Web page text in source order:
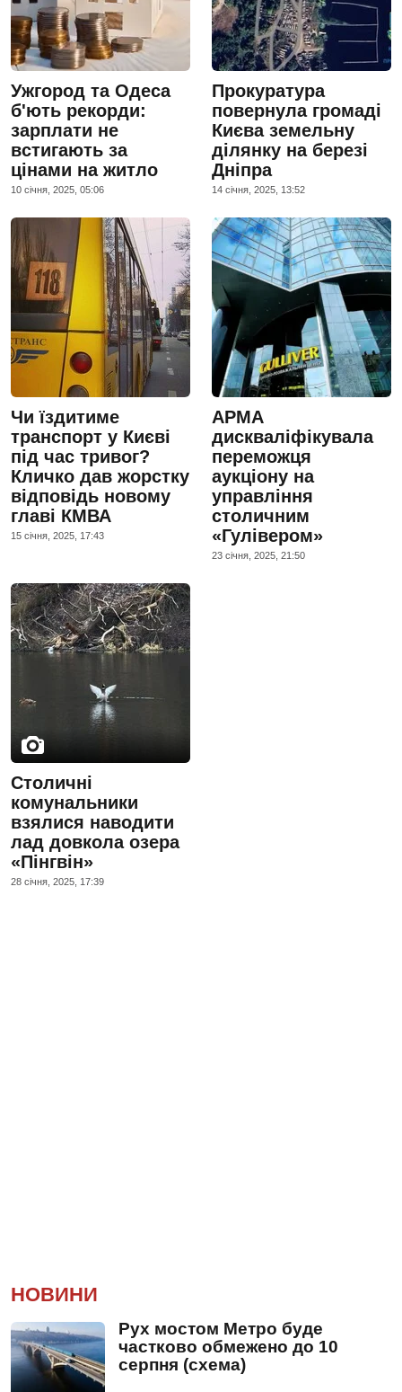
Ужгород та Одеса
б'ють рекорди:
зарплати не
встигають за
цінами на житло
10 сiчня, 2025, 05:06
Прокуратура
повернула громаді
Києва земельну
ділянку на березі
Дніпра
14 сiчня, 2025, 13:52
Чи їздитиме
транспорт у Києві
під час тривог?
Кличко дав жорстку
відповідь новому
главі КМВА
15 сiчня, 2025, 17:43
АРМА
дискваліфікувала
переможця
аукціону на
управління
столичним
«Гулівером»
23 сiчня, 2025, 21:50
Столичні
комунальники
взялися наводити
лад довкола озера
«Пінгвін»
28 сiчня, 2025, 17:39
НОВИНИ
Рух мостом Метро буде
частково обмежено до 10
серпня (схема)